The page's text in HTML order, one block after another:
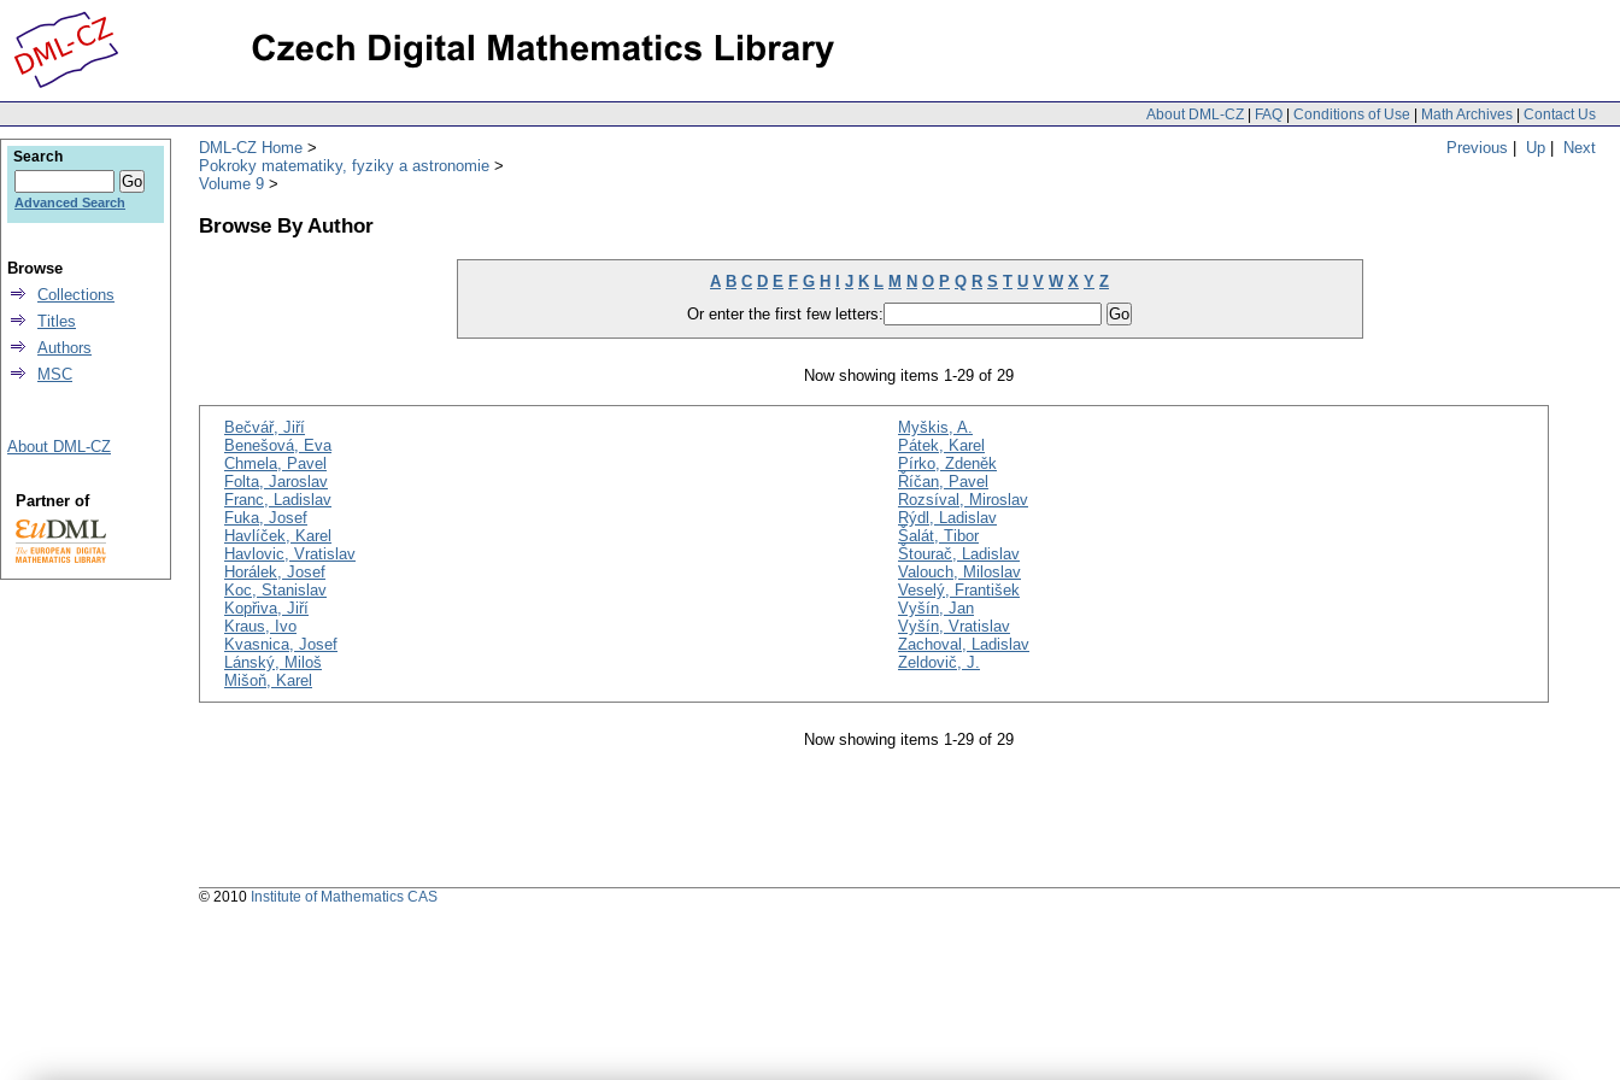
About DML-CZ | FAQ | Conditions of Use | Math Archives | Contact Us
Previous | Up | Next
DML-CZ Home
Pokroky matematiky, fyziky a astronomie
Volume 9
Browse By Author
A B C D E F G H J K L M N O P Q R S T U V W X Y Z
Or enter the first few letters:
Now showing items 1-29 of 29
Bečvář, Jiří
Benešová, Eva
Chmela, Pavel
Folta, Jaroslav
Franc, Ladislav
Fuka, Josef
Havlíček, Karel
Havlovic, Vratislav
Horálek, Josef
Koc, Stanislav
Kopřiva, Jiří
Kraus, Ivo
Kvasnica, Josef
Lánský, Miloš
Mišoň, Karel
Myškis, A.
Pátek, Karel
Pírko, Zdeněk
Říčan, Pavel
Rozsíval, Miroslav
Rýdl, Ladislav
Šalát, Tibor
Štourač, Ladislav
Valouch, Miloslav
Veselý, František
Vyšín, Jan
Vyšín, Vratislav
Zachoval, Ladislav
Zeldovič, J.
Now showing items 1-29 of 29
Search
Advanced Search
Browse
Collections
Titles
Authors
MSC
About DML-CZ
Partner of
© 2010 Institute of Mathematics CAS